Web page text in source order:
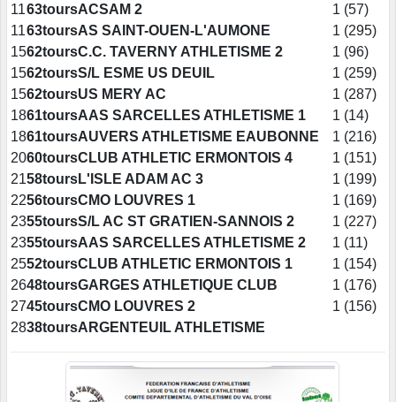
1163toursACSAM 2
1 (57)
1163toursAS SAINT-OUEN-L'AUMONE
1 (295)
1562toursC.C. TAVERNY ATHLETISME 2
1 (96)
1562toursS/L ESME US DEUIL
1 (259)
1562toursUS MERY AC
1 (287)
1861toursAAS SARCELLES ATHLETISME 1
1 (14)
1861toursAUVERS ATHLETISME EAUBONNE
1 (216)
2060toursCLUB ATHLETIC ERMONTOIS 4
1 (151)
2158toursL'ISLE ADAM AC 3
1 (199)
2256toursCMO LOUVRES 1
1 (169)
2355toursS/L AC ST GRATIEN-SANNOIS 2
1 (227)
2355toursAAS SARCELLES ATHLETISME 2
1 (11)
2552toursCLUB ATHLETIC ERMONTOIS 1
1 (154)
2648toursGARGES ATHLETIQUE CLUB
1 (176)
2745toursCMO LOUVRES 2
1 (156)
2838toursARGENTEUIL ATHLETISME